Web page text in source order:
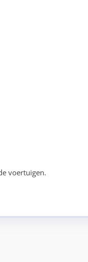
voertuigen.